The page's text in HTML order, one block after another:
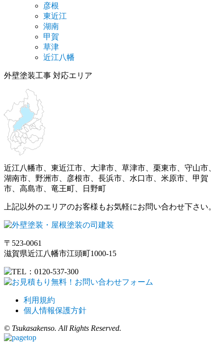
彦根
東近江
湖南
甲賀
草津
近江八幡
外壁塗装工事 対応エリア
近江八幡市、東近江市、大津市、草津市、栗東市、守山市、
湖南市、野洲市、彦根市、長浜市、水口市、米原市、甲賀
市、高島市、竜王町、日野町
上記以外のエリアのお客様もお気軽にお問い合わせ下さい。
〒523-0061
滋賀県近江八幡市江頭町1000-15
利用規約
個人情報保護方針
© Tsukasakenso. All Rights Reserved.